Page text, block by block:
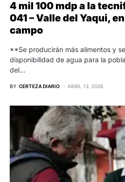
4 mil 100 mdp a la
041 – Valle del Yaqui,
campo
**Se producirán más alimentos y
disponibilidad de agua para la
del…
BY CERTEZA DIARIO ABRIL 13, 2026